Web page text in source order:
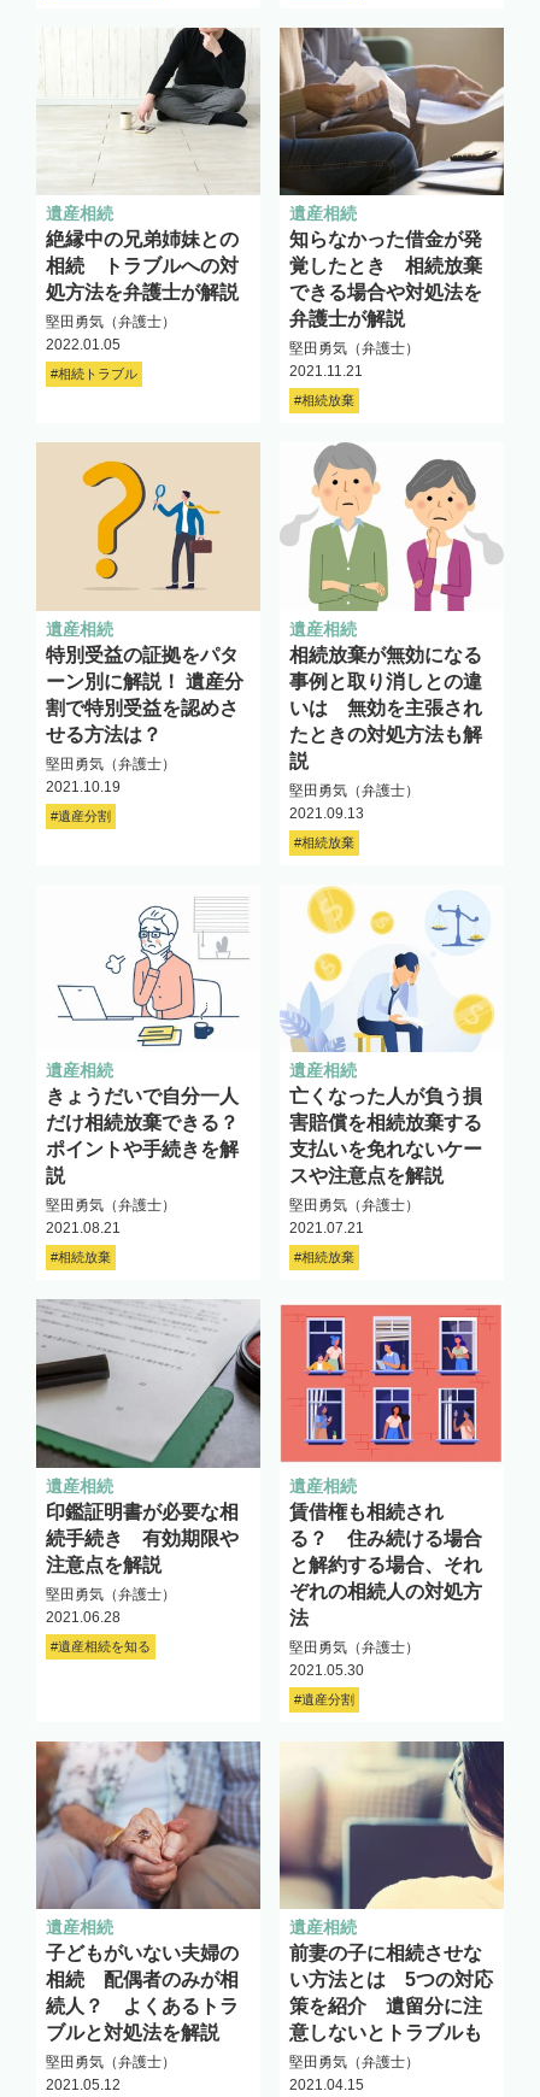
遺産相続
絶縁中の兄弟姉妹との
相続 トラブルへの対
処方法を弁護士が解説
堅田勇気（弁護士）
2022.01.05
#相続トラブル
遺産相続
知らなかった借金が発
覚したとき 相続放棄
できる場合や対処法を
弁護士が解説
堅田勇気（弁護士）
2021.11.21
#相続放棄
遺産相続
特別受益の証拠をパタ
ーン別に解説！ 遺産分
割で特別受益を認めさ
せる方法は？
堅田勇気（弁護士）
2021.10.19
#遺産分割
遺産相続
相続放棄が無効になる
事例と取り消しとの違
いは 無効を主張され
たときの対処方法も解
説
堅田勇気（弁護士）
2021.09.13
#相続放棄
遺産相続
きょうだいで自分一人
だけ相続放棄できる？
ポイントや手続きを解
説
堅田勇気（弁護士）
2021.08.21
#相続放棄
遺産相続
亡くなった人が負う損
害賠償を相続放棄する
支払いを免れないケー
スや注意点を解説
堅田勇気（弁護士）
2021.07.21
#相続放棄
遺産相続
印鑑証明書が必要な相
続手続き 有効期限や
注意点を解説
堅田勇気（弁護士）
2021.06.28
#遺産相続を知る
遺産相続
賃借権も相続され
る？ 住み続ける場合
と解約する場合、それ
ぞれの相続人の対処方
法
堅田勇気（弁護士）
2021.05.30
#遺産分割
遺産相続
子どもがいない夫婦の
相続 配偶者のみが相
続人？ よくあるトラ
ブルと対処法を解説
堅田勇気（弁護士）
2021.05.12
遺産相続
前妻の子に相続させな
い方法とは 5つの対応
策を紹介 遺留分に注
意しないとトラブルも
堅田勇気（弁護士）
2021.04.15